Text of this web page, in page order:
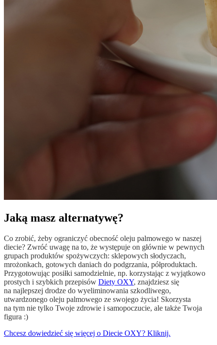
Jaką masz alternatywę?
Co zrobić, żeby ograniczyć obecność oleju palmowego w naszej
diecie? Zwróć uwagę na to, że występuje on głównie w pewnych
grupach produktów spożywczych: sklepowych słodyczach,
mrożonkach, gotowych daniach do podgrzania, półproduktach.
Przygotowując posiłki samodzielnie, np. korzystając z wyjątkowo
prostych i szybkich przepisów Diety OXY, znajdziesz się
na najlepszej drodze do wyeliminowania szkodliwego,
utwardzonego oleju palmowego ze swojego życia! Skorzysta
na tym nie tylko Twoje zdrowie i samopoczucie, ale także Twoja
figura :)
Chcesz dowiedzieć się więcej o Diecie OXY? Kliknij.